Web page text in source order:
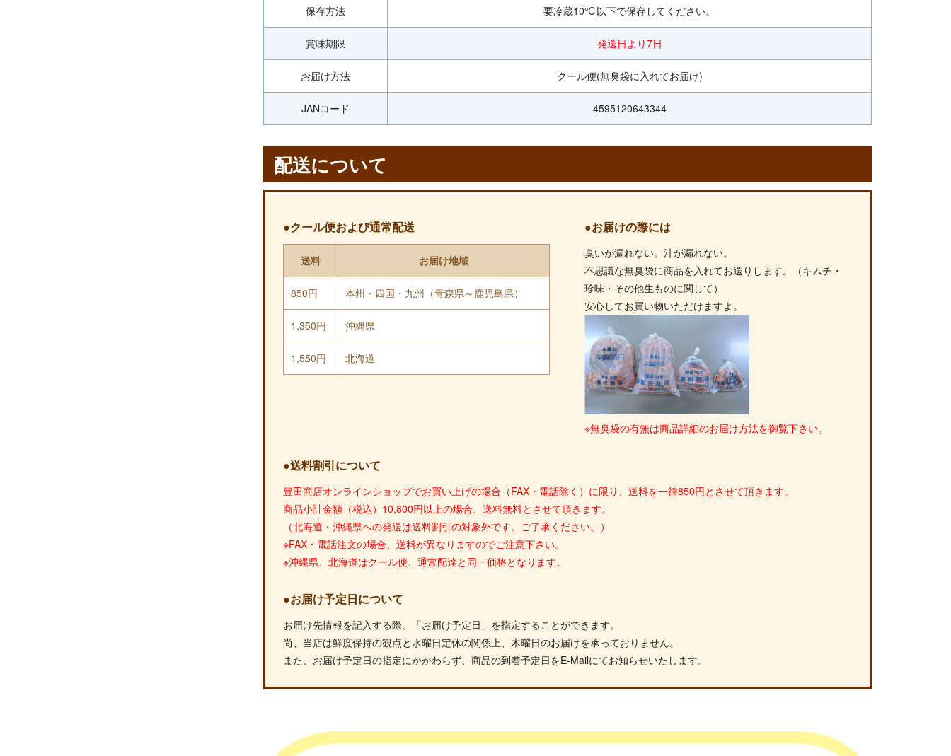
保存方法 要冷蔵10℃以下で保存してください。
賞味期限 発送日より7日
お届け方法 クール便(無臭袋に入れてお届け)
JANコード 4595120643344
配送について
●クール便および通常配送
送料 お届け地域
850円 本州・四国・九州（青森県～鹿児島県）
1,350円 沖縄県
1,550円 北海道
●お届けの際には
臭いが漏れない。汁が漏れない。
不思議な無臭袋に商品を入れてお送りします。（キムチ・
珍味・その他生ものに関して）
安心してお買い物いただけますよ。
※無臭袋の有無は商品詳細のお届け方法を御覧下さい。
●送料割引について
豊田商店オンラインショップでお買い上げの場合（FAX・電話除く）に限り、送料を一律850円とさせて頂きます。
商品小計金額（税込）10,800円以上の場合、送料無料とさせて頂きます。
（北海道・沖縄県への発送は送料割引の対象外です。ご了承ください。）
※FAX・電話注文の場合、送料が異なりますのでご注意下さい。
※沖縄県、北海道はクール便、通常配達と同一価格となります。
●お届け予定日について
お届け先情報を記入する際、「お届け予定日」を指定することができます。
尚、当店は鮮度保持の観点と水曜日定休の関係上、木曜日のお届けを承っておりません。
また、お届け予定日の指定にかかわらず、商品の到着予定日をE-Mailにてお知らせいたします。